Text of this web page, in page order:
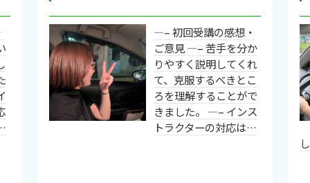
—– 初回受講の感想・
ご意見 —– 苦手を分か
りやすく説明してくれ
て、克服するべきとこ
ろを理解することがで
きました。 —– インス
トラクターの対応は…